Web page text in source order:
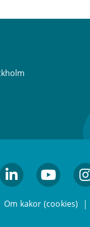
Om kakor (cookies)